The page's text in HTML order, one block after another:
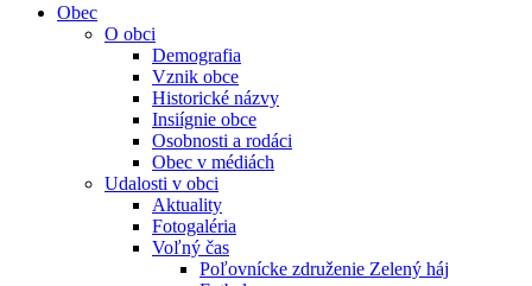
Obec
O obci
Demografia
Vznik obce
Historické názvy
Insiígnie obce
Osobnosti a rodáci
Obec v médiách
Udalosti v obci
Aktuality
Fotogaléria
Voľný čas
Poľovnícke združenie Zelený háj